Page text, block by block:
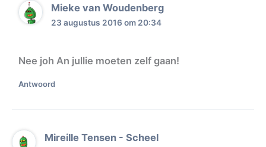
Mieke van Woudenberg
23 augustus 2016 om 20:34
Nee joh An jullie moeten zelf gaan!
Antwoord
Mireille Tensen - Scheel